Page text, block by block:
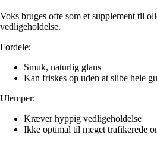
Voks bruges ofte som et supplement til
vedligeholdelse.
Fordele:
Smuk, naturlig glans
Kan friskes op uden at slibe hele
Ulemper:
Kræver hyppig vedligeholdelse
Ikke optimal til meget trafikerede